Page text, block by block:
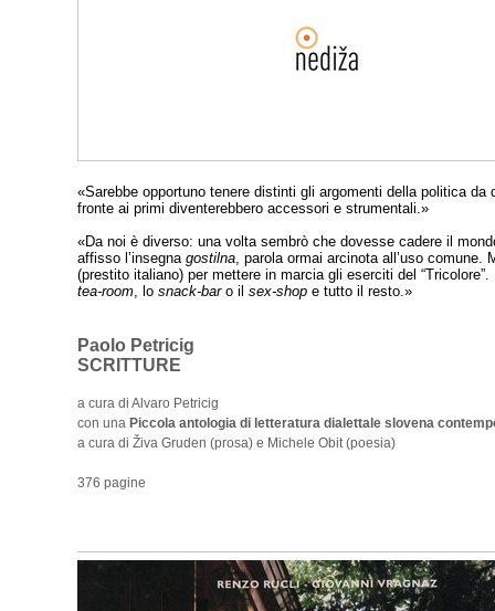
«Sarebbe opportuno tenere distinti gli argomenti della politica
fronte ai primi diventerebbero accessori e strumentali.»
«Da noi è diverso: una volta sembrò che dovesse cadere il
affisso l’insegna gostilna, parola ormai arcinota all’uso
(prestito italiano) per mettere in marcia gli eserciti del
tea-room, lo snack-baro il sex-shop e tutto il resto.»
Paolo Petricig
SCRITTURE
a cura di Alvaro Petricig
con una Piccola antologia di letteratura dialettale slovena
a cura di Živa Gruden (prosa) e Michele Obit (poesia)
376 pagine